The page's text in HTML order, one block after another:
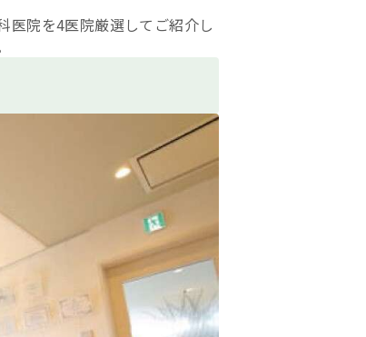
医院を4医院厳選してご紹介し